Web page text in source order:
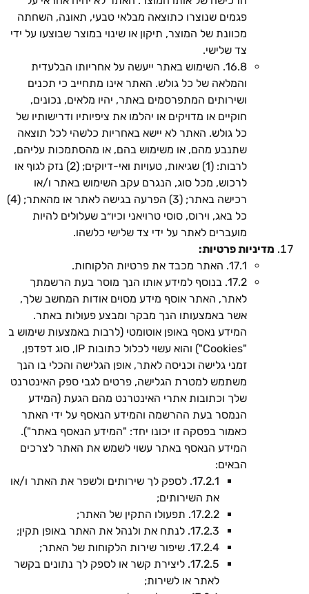
פגמים שנוצרו כתוצאה מבלאי טבעי, תאונה, השחתה
מכוונת של המוצר, תיקון או שינוי במוצר שבוצעו על ידי
צד שלישי.
16.8. השימוש באתר ייעשה על אחריותו הבלעדית
והמלאה של כל גולש. האתר אינו מתחייב כי תכנים
ושירותים המתפרסמים באתר, יהיו מלאים, נכונים,
חוקיים או מדויקים או יהלמו את ציפיותיו ודרישותיו של
כל גולש. האתר לא יישא באחריות כלשהי לכל תוצאה
שתנבע מהם, או משימוש בהם, או מהסתמכות עליהם,
לרבות: (1) שגיאות, טעויות ואי-דיוקים; (2) נזק לגוף או
לרכוש, מכל סוג, הנגרם עקב השימוש באתר ו/או
רכישה באתר; (3) הפרעה בגישה לאתר או מהאתר; (4)
כל באג, וירוס, סוסי טרויאני וכיו״ב שעלולים להיות
מועברים לאתר על ידי צד שלישי כלשהו.
מדיניות פרטיות:
17.1. האתר מכבד את פרטיות הלקוחות.
17.2. בנוסף למידע אותו הנך מוסר בעת הרשמתך
לאתר, האתר אוסף מידע מסוים אודות המחשב שלך,
אשר באמצעותו הנך מבקר ומבצע פעולות באתר.
המידע נאסף באופן אוטומטי (לרבות באמצעות שימוש ב
"Cookies") והוא עשוי לכלול כתובות IP, סוג דפדפן,
זמני גלישה וכניסה לאתר, אופן הגלישה והכלי בו הנך
משתמש למטרת הגלישה, פרטים לגבי ספק האינטרנט
שלך וכתובות אתרי האינטרנט מהם הגעת (המידע
הנמסר בעת ההרשמה והמידע הנאסף על ידי האתר
כאמור בפסקה זו יכונו יחד: "המידע הנאסף באתר").
המידע הנאסף באתר עשוי לשמש את האתר לצרכים
הבאים:
17.2.1. לספק לך שירותים ולשפר את האתר ו/או
את השירותים;
17.2.2. תפעולו התקין של האתר;
17.2.3. לנתח את ולנהל את האתר באופן תקין;
17.2.4. שיפור שירות הלקוחות של האתר;
17.2.5. ליצירת קשר או לספק לך נתונים בקשר
לאתר או לשירות;